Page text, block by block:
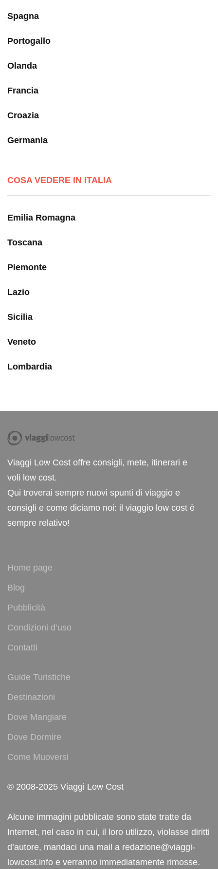
Spagna
Portogallo
Olanda
Francia
Croazia
Germania
COSA VEDERE IN ITALIA
Emilia Romagna
Toscana
Piemonte
Lazio
Sicilia
Veneto
Lombardia
Viaggi Low Cost offre consigli, mete, itinerari e
voli low cost.
Qui troverai sempre nuovi spunti di viaggio e
consigli e come diciamo noi: il viaggio low cost è
sempre relativo!
Home page
Blog
Pubblicità
Condizioni d’uso
Contatti
Guide Turistiche
Destinazioni
Dove Mangiare
Dove Dormire
Come Muoversi
© 2008-2025 Viaggi Low Cost
Alcune immagini pubblicate sono state tratte da
Internet, nel caso in cui, il loro utilizzo, violasse diritti
d’autore, mandaci una mail a redazione@viaggi-
lowcost.info e verranno immediatamente rimosse.